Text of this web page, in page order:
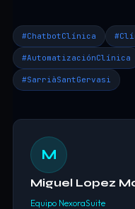
#ChatbotClínica
#AutomatizaciónClínica
#SarriàSantGervasi
M
Miguel Lopez
Equipo NexoraSuite